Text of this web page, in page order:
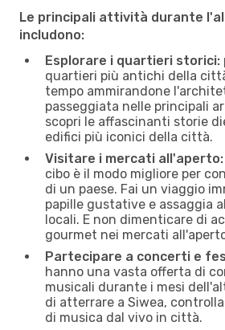
Le principali attività durante
includono:
Esplorare i quartieri storici:
quartieri più antichi della
tempo ammirandone
passeggiata nelle principali
scopri le affascinanti storie
edifici più iconici della città.
Visitare i mercati all'aperto:
cibo è il modo migliore per
di un paese. Fai un viaggio
papille gustative e assaggia
locali. E non dimenticare di
gourmet nei mercati
Partecipare a concerti e
hanno una vasta offerta di
musicali durante i mesi
di atterrare a Siwea,
di musica dal vivo in città.